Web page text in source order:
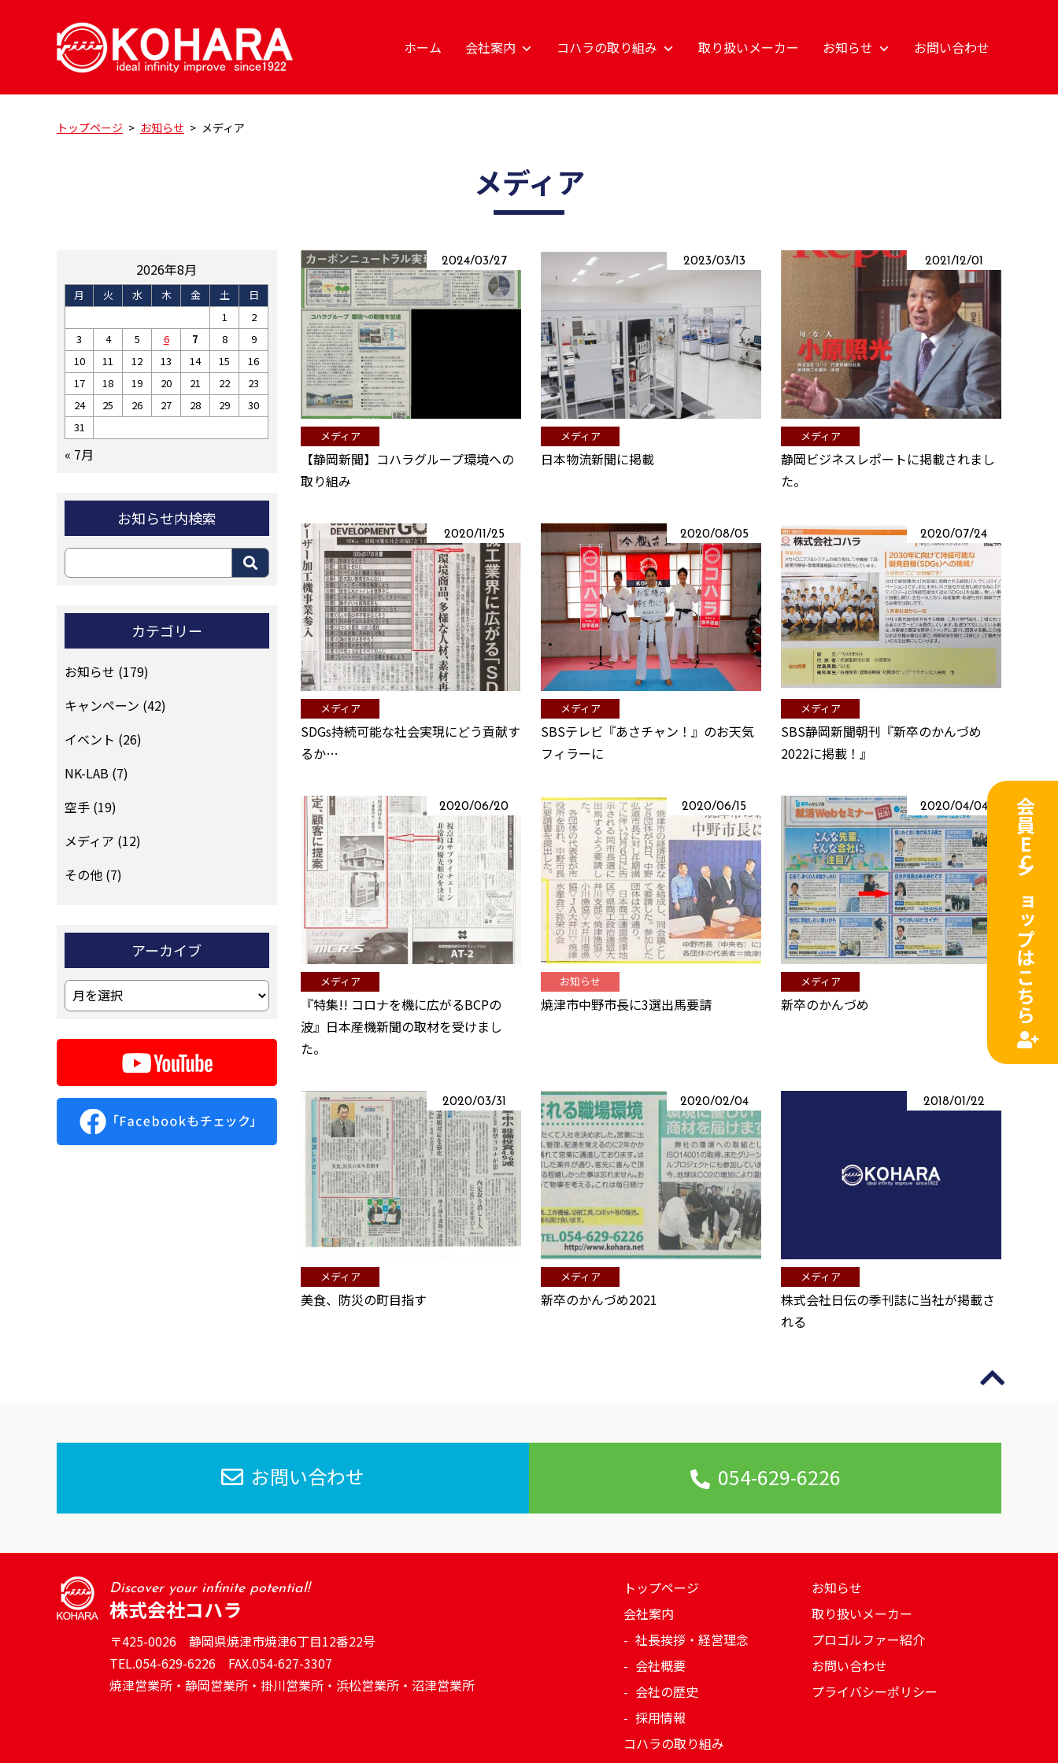
ホーム 会社案内 コハラの取り組み 取り扱いメーカー お知らせ お問い合わせ
トップページ > お知らせ > メディア
メディア
2024/03/27
メディア
【静岡新聞】コハラグループ環境への
取り組み
2023/03/13
メディア
日本物流新聞に掲載
2021/12/01
メディア
静岡ビジネスレポートに掲載されまし
た。
2020/11/25
メディア
SDGs持続可能な社会実現にどう貢献す
るか…
2020/08/05
メディア
SBSテレビ『あさチャン！』のお天気
フィラーに
2020/07/24
メディア
SBS静岡新聞朝刊『新卒のかんづめ
2022に掲載！』
2020/06/20
メディア
『特集!! コロナを機に広がるBCPの
波』日本産機新聞の取材を受けまし
た。
2020/06/15
お知らせ
焼津市中野市長に3選出馬要請
2020/04/04
メディア
新卒のかんづめ
2020/03/31
メディア
美食、防災の町目指す
2020/02/04
メディア
新卒のかんづめ2021
2018/01/22
メディア
株式会社日伝の季刊誌に当社が掲載さ
れる
2026年8月
月 火 水 木 金 土
日
1
2
3
4 5 6 7 8
9
10
11 12 13 14 15
16
17
18 19 20 21 22
23
24
25 26 27 28 29
30
31
« 7月
お知らせ内検索
カテゴリー
お知らせ (179)
キャンペーン (42)
イベント (26)
NK-LAB (7)
空手 (19)
メディア (12)
その他 (7)
アーカイブ
ア
ー
カ
お問い合わせ 054-629-6226
Discover your infinite potential!
株式会社コハラ
〒425-0026 静岡県焼津市焼津6丁目12番22号
TEL.054-629-6226 FAX.054-627-3307
焼津営業所・静岡営業所・掛川営業所・浜松営業所・沼津営業所
トップページ
会社案内
社長挨拶・経営理念
会社概要
会社の歴史
採用情報
コハラの取り組み
お知らせ
取り扱いメーカー
プロゴルファー紹介
お問い合わせ
プライバシーポリシー
会員ECショップはこちら